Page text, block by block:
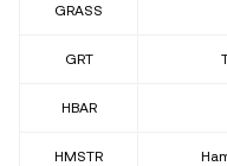
GRASS
GRT
HBAR
HMSTR